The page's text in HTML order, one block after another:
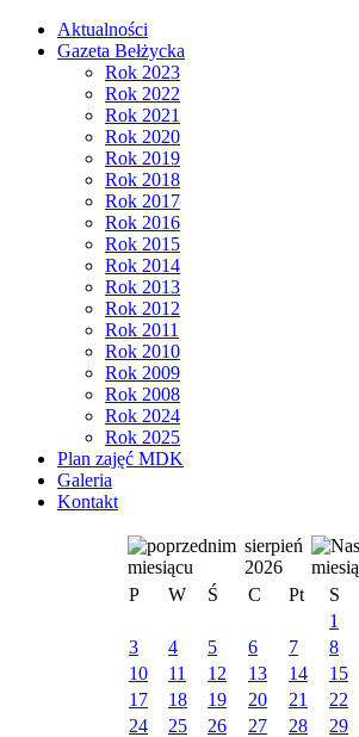
Aktualności
Gazeta Bełżycka
Rok 2023
Rok 2022
Rok 2021
Rok 2020
Rok 2019
Rok 2018
Rok 2017
Rok 2016
Rok 2015
Rok 2014
Rok 2013
Rok 2012
Rok 2011
Rok 2010
Rok 2009
Rok 2008
Rok 2024
Rok 2025
Plan zajęć MDK
Galeria
Kontakt
sierpień
2026
P
W Ś C Pt S
1
3
4 5 6 7 8
10
11 12 13 14 15
17
18 19 20 21 22
24
25 26 27 28 29